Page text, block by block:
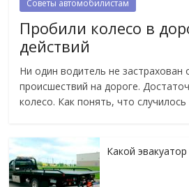
Советы автомобилистам
Пробили колесо в
действий
Ни один водитель не застрахован
происшествий на дороге.
колесо. Как понять, что
Какой